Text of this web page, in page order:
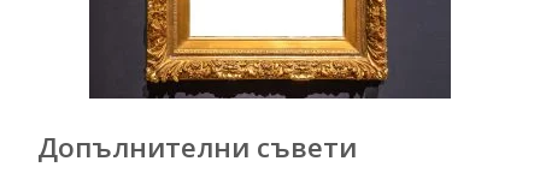
Допълнителни съвети